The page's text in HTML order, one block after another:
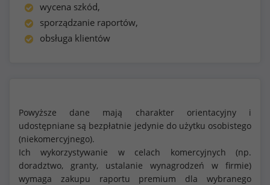
wycena szkód,
sporządzanie raportów,
obsługa klientów
Powyższe dane mają charakter orientacyjny i
udostępniane są bezpłatnie jedynie do użytku osobistego
(niekomercyjnego).
Ich wykorzystywanie w celach komercyjnych (np.
doradztwo, granty, ustalanie wynagrodzeń w firmie)
wymaga zakupu raportu premium dla wybranego